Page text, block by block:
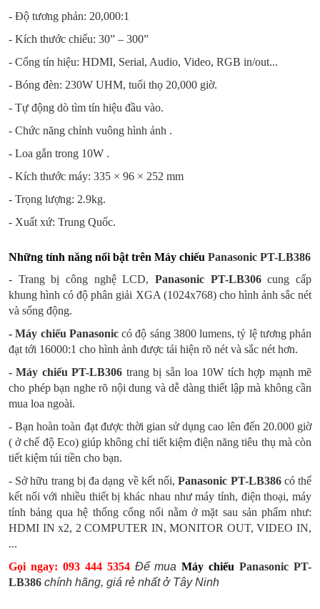
- Độ tương phản: 20,000:1
- Kích thước chiếu: 30” – 300”
- Cổng tín hiệu: HDMI, Serial, Audio, Video, RGB in/out...
- Bóng đèn: 230W UHM, tuổi thọ 20,000 giờ.
- Tự động dò tìm tín hiệu đầu vào.
- Chức năng chỉnh vuông hình ảnh .
- Loa gắn trong 10W .
- Kích thước máy: 335 × 96 × 252 mm
- Trọng lượng: 2.9kg.
- Xuất xứ: Trung Quốc.
Những tính năng nổi bật trên Máy chiếu Panasonic PT-LB386
- Trang bị công nghệ LCD, Panasonic PT-LB306cung cấp
khung hình có độ phân giải XGA (1024x768) cho hình ảnh sắc nét
và sống động.
- Máy chiếu Panasoniccó độ sáng 3800 lumens, tỷ lệ tương phản
đạt tới 16000:1 cho hình ảnh được tái hiện rõ nét và sắc nét hơn.
- Máy chiếu PT-LB306 trang bị sẵn loa 10W tích hợp mạnh mẽ
cho phép bạn nghe rõ nội dung và dễ dàng thiết lập mà không cần
mua loa ngoài.
- Bạn hoàn toàn đạt được thời gian sử dụng cao lên đến 20.000 giờ
( ở chế độ Eco) giúp không chỉ tiết kiệm điện năng tiêu thụ mà còn
tiết kiệm túi tiền cho bạn.
- Sở hữu trang bị đa dạng về kết nối,Panasonic PT-LB386có thể
kết nối với nhiều thiết bị khác nhau như máy tính, điện thoại, máy
tính bảng qua hệ thống cổng nối nằm ở mặt sau sản phẩm như:
HDMI IN x2, 2 COMPUTER IN, MONITOR OUT, VIDEO IN,
...
Gọi ngay: 093 444 5354 Để muaMáy chiếuPanasonic PT-
LB386 chính hãng, giá rẻ nhất ở Tây Ninh